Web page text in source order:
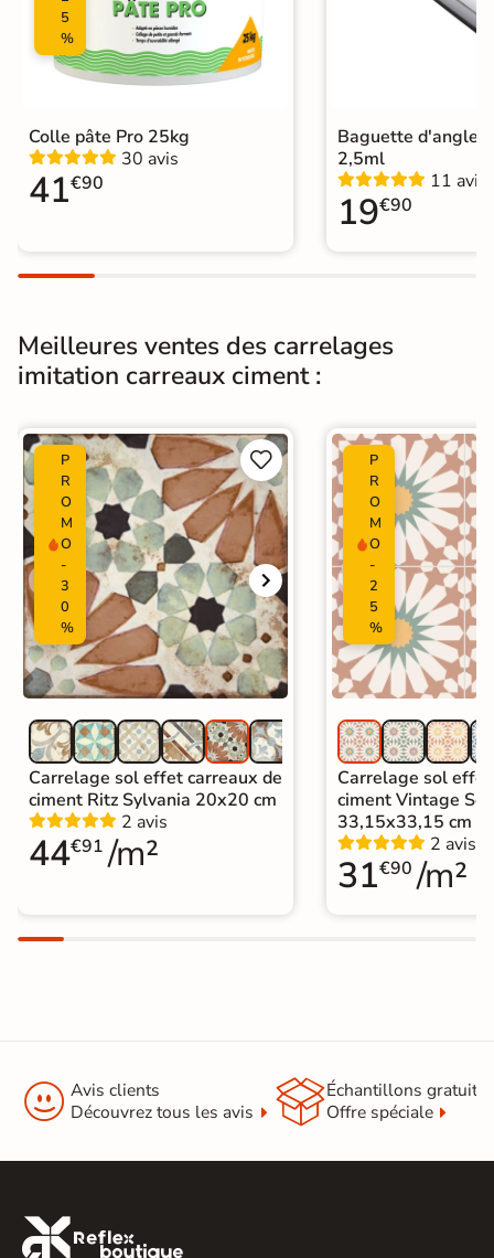
Chauffant
Conditionnement Boite
Pose
Ancien carrelage
Normes
Catégories
Carrelage carreaux de ciment
Carrelage Blanc
Livraison express
|
Carrelage intérieur livraison express
Carrelage salle de bain Livraison
express
|Carrelage sol cuisine|
Carrelage salon moderne
|
Carrelage Chambre| Carrelage WC
5
%
Colle pâte Pro 25kg
30 avis
41€90
Baguette d'angle
2,5ml
11 avis
19€90
Meilleures ventes des carrelages
imitation carreaux ciment :
P
R
O
M
O
-
3
0
%


Carrelage sol effet carreaux de
ciment Ritz Sylvania 20x20 cm
2 avis
44€91 /m²
P
R
O
M
O
-
2
5
%
Carrelage sol
ciment Vintage
33,15x33,15 cm
2 avis
31€90 /m²
 Avis clients
Découvrez tous les avis
Échantillons gratuit
Offre spéciale
